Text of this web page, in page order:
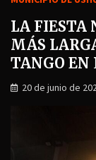
LA FIESTA
MÁS
TANGO EN
20 de junio de